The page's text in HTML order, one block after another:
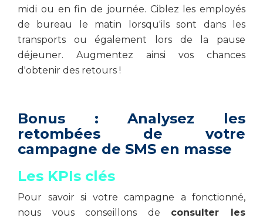
midi ou en fin de journée. Ciblez les employés
de bureau le matin lorsqu'ils sont dans les
transports ou également lors de la pause
déjeuner. Augmentez ainsi vos chances
d'obtenir des retours !
Bonus : Analysez les
retombées de votre
campagne de SMS en masse
Les KPIs clés
Pour savoir si votre campagne a fonctionné,
nous vous conseillons de consulter les